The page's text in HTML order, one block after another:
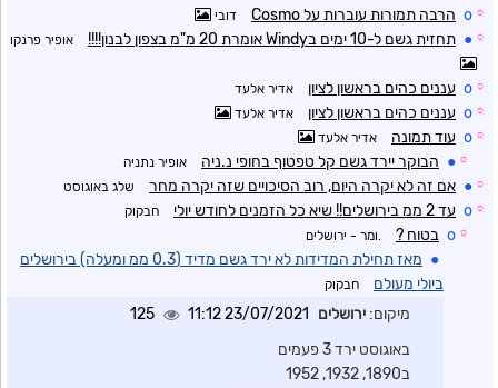
☼
o הרבה תמורות עוברות על Cosmo דובי
☼
● תחזית גשם ל-10 ימים בWindy אומרת 20 מ"מ בצפון לבנון!!!! אופיר פרנקו
☼
o עננים כהים בראשון לציון אדיר אלעד
☼
o עננים כהים בראשון לציון אדיר אלעד
☼
o עוד תמונה אדיר אלעד
☼
● הבוקר יירד גשם קל טפטוף בחופי נ.ניה אופיר נתניה
☼
● אם זה לא יקרה היום, רוב הסיכויים שזה יקרה מחר שלג באוגוסט
☼
o עד 2 ממ בירושלים!! שיא כל הזמנים לחודש יולי חבקוק
☼
o בטוח ? .ומר - ירושלים
●
מאז תחילת המדידות לא ירד גשם מדיד (0.3 ממ ומעלה) בירושלים
ביולי מעולם
חבקוק
מיקום: ירושלים 23/07/2021 11:12
125
באוגוסט ירד 3 פעמים
ב1890, 1932, 1952